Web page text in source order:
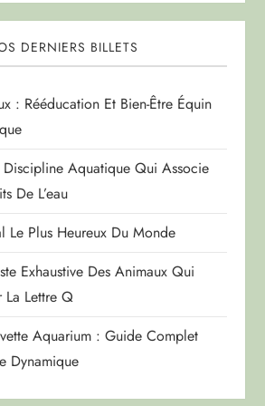
DERNIERS BILLETS
: Rééducation Et Bien-Être Équin
Aquatique Qui Associe
De L’eau
Le Plus Heureux Du Monde
Exhaustive Des Animaux Qui
La Lettre Q
Aquarium : Guide Complet
Dynamique